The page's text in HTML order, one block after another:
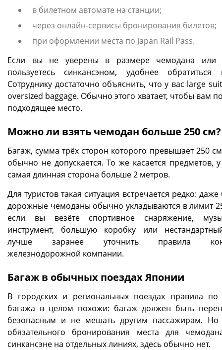
в билетном автомате на станции;
через онлайн-сервисы бронирования билетов;
при оформлении места по Japan Rail Pass.
Если вы не уверены в размере чемодана или
пользуетесь синкансэном, удобнее обратиться
Сотруднику достаточно объяснить, что у вас large
oversized baggage. Обычно этого хватает, чтобы вам
подходящее место.
Можно ли взять чемодан больше 250 см?
Багаж, сумма трёх сторон которого превышает 250
обычно не допускается. То же касается предметов,
самая длинная сторона больше 2 метров.
Для туристов такая ситуация встречается редко:
дорожные чемоданы обычно укладываются в лимит
если вы везёте спортивное снаряжение,
инструмент, большую коробку или
лучше заранее уточнить правила
железнодорожной компании.
Багаж в обычных поездах Японии
В городских и региональных поездах правила по
багажа в целом похожи: багаж должен быть
безопасным и не мешать другим пассажирам. Но
обязательного бронирования места для
синкансэне на отдельных линиях, здесь обычно нет.